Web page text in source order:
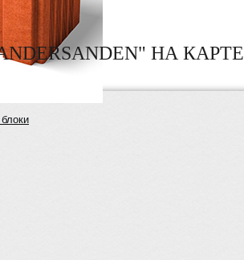
НА КАРТЕ